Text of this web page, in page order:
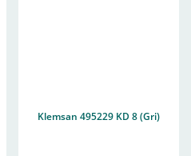
Klemsan 495229 KD 8 (Gri)